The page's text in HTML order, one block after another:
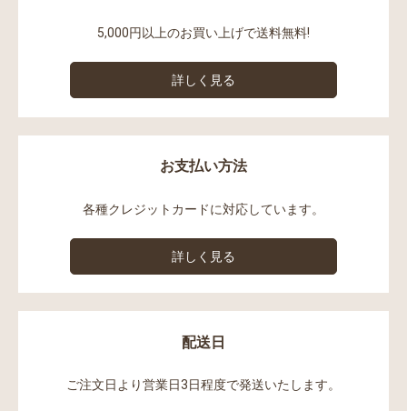
5,000円以上のお買い上げで送料無料!
詳しく見る
お支払い方法
各種クレジットカードに対応しています。
詳しく見る
配送日
ご注文日より営業日3日程度で発送いたします。